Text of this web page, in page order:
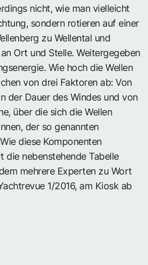
nicht, wie man vielleicht
sondern rotieren auf einer
zu Wellental und
Ort und Stelle. Weitergegeben
Wie hoch die Wellen
von drei Faktoren ab: Von
der Dauer des Windes und von
über die sich die Wellen
der so genannten
diese Komponenten
die nebenstehende Tabelle
mehrere Experten zu Wort
1/2016, am Kiosk ab